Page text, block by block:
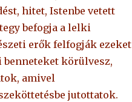
hitet, Istenbe vetett
befogja a lelki
erők felfogják ezeket
körülvesz,
amivel
jutottatok.